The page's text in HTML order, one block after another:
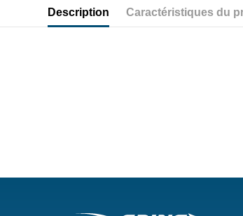
Description Caractéristiques du